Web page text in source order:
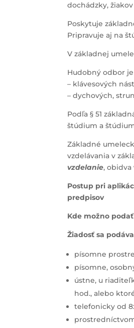
dochádzky,
Poskytuje
Pripravuje aj na
V základnej
Hudobný odbor
– klávesových
– dychových,
Podľa § 51
štúdium a
Základné
vzdelávania v
vzdelanie,
Postup pri
predpisov
Kde možno
Žiadosť sa
písomne
písomne,
ústne, u
hod., alebo
telefonicky od